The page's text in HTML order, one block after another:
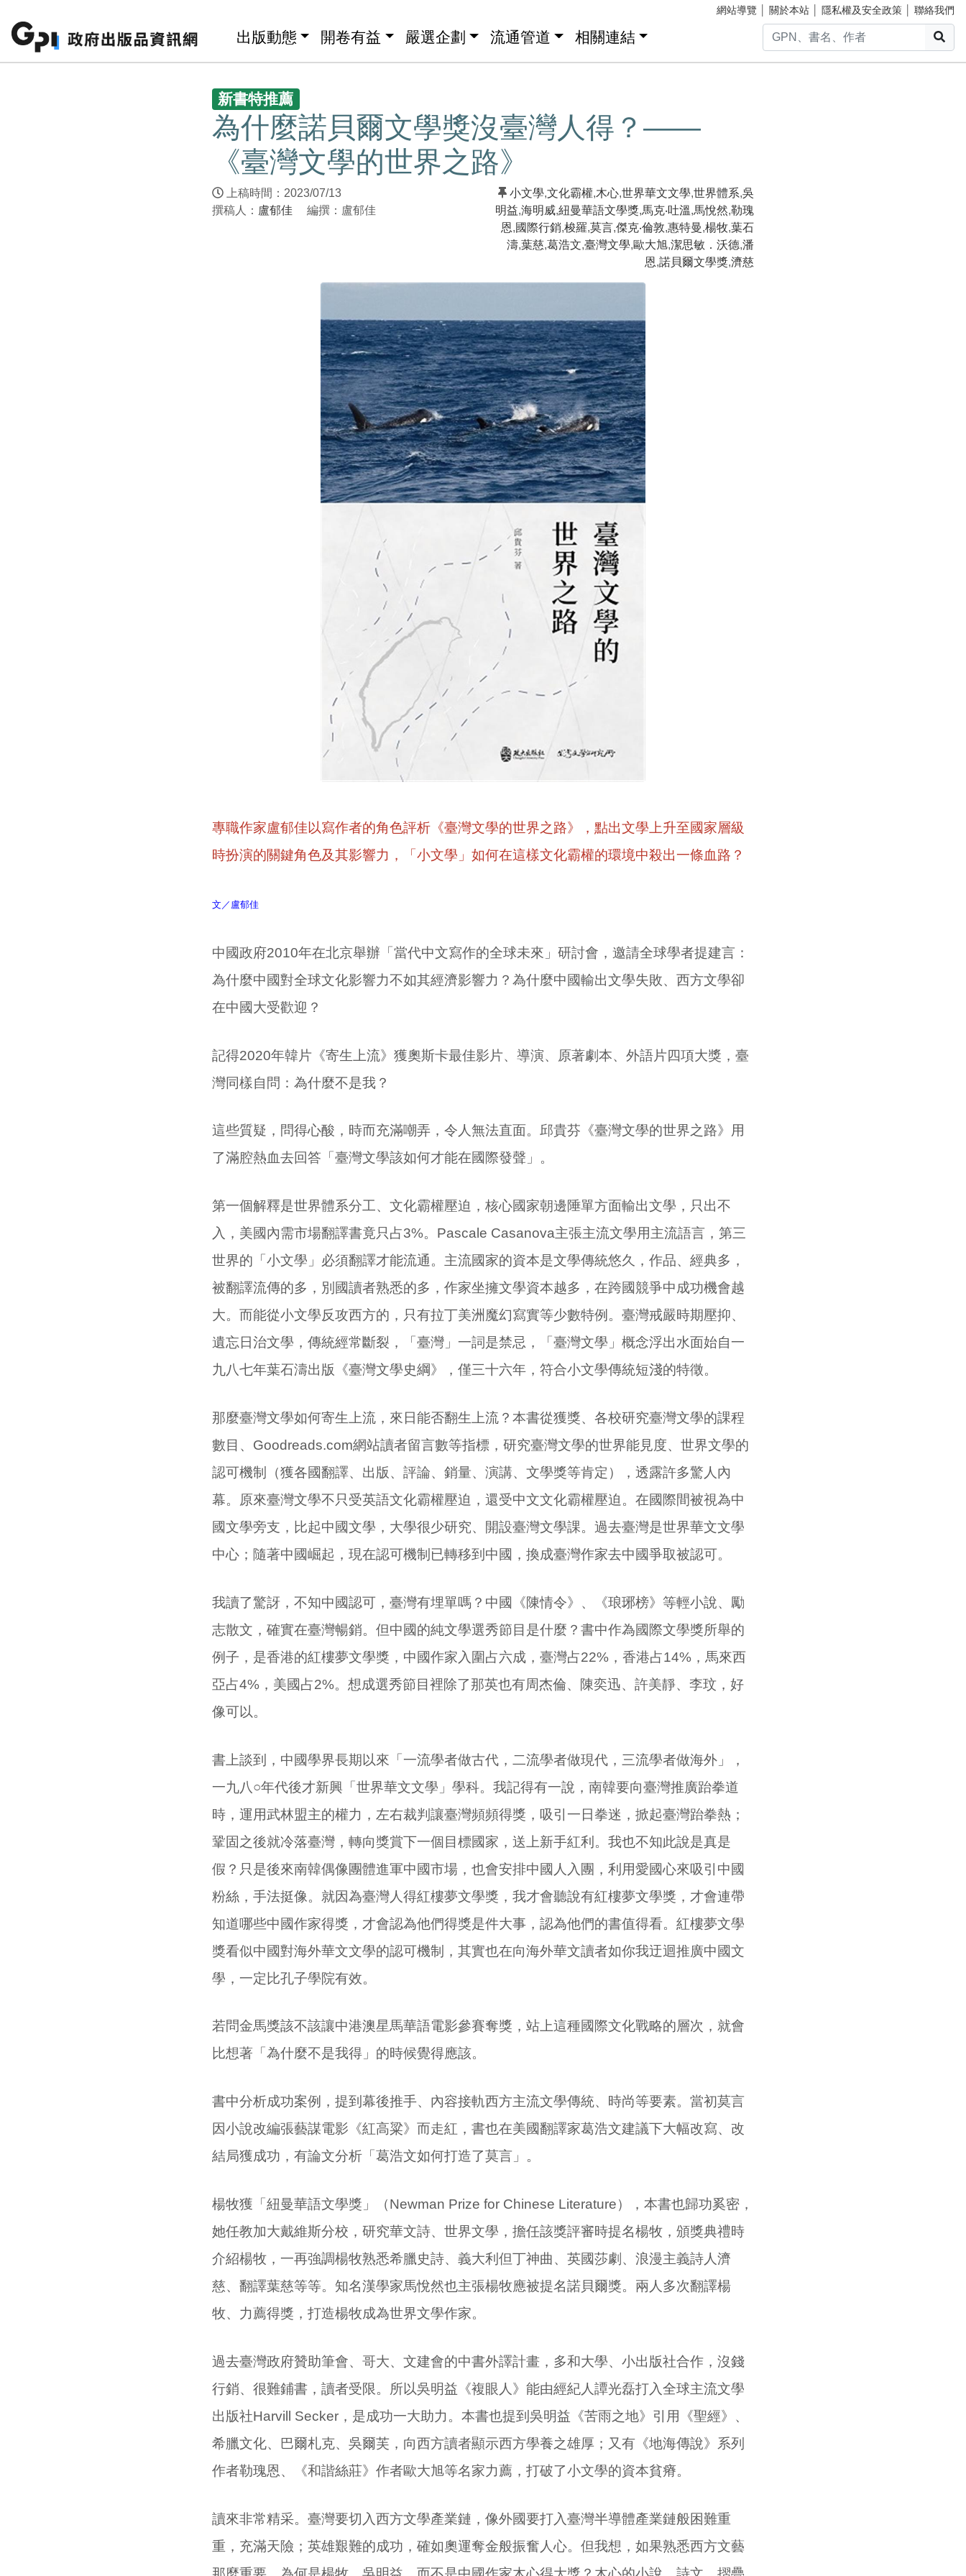
網站導覽 關於本站 隱私權及安全政策 聯絡我們
出版動態 開卷有益 嚴選企劃 流通管道 相關連結
新書特推薦
為什麼諾貝爾文學獎沒臺灣人得？——
《臺灣文學的世界之路》
上稿時間：2023/07/13
撰稿人： 盧郁佳 編撰：盧郁佳
小文學,文化霸權,木心,世界華文文學,世界體系,吳
明益,海明威,紐曼華語文學獎,馬克‧吐溫,馬悅然,勒瑰
恩,國際行銷,梭羅,莫言,傑克‧倫敦,惠特曼,楊牧,葉石
濤,葉慈,葛浩文,臺灣文學,歐大旭,潔思敏．沃德,潘
恩,諾貝爾文學獎,濟慈
專職作家盧郁佳以寫作者的角色評析《臺灣文學的世界之路》，點出文學上升至國家層級
時扮演的關鍵角色及其影響力，「小文學」如何在這樣文化霸權的環境中殺出一條血路？
文／盧郁佳
中國政府2010年在北京舉辦「當代中文寫作的全球未來」研討會，邀請全球學者提建言：
為什麼中國對全球文化影響力不如其經濟影響力？為什麼中國輸出文學失敗、西方文學卻
在中國大受歡迎？
記得2020年韓片《寄生上流》獲奧斯卡最佳影片、導演、原著劇本、外語片四項大獎，臺
灣同樣自問：為什麼不是我？
這些質疑，問得心酸，時而充滿嘲弄，令人無法直面。邱貴芬《臺灣文學的世界之路》用
了滿腔熱血去回答「臺灣文學該如何才能在國際發聲」。
第一個解釋是世界體系分工、文化霸權壓迫，核心國家朝邊陲單方面輸出文學，只出不
入，美國內需市場翻譯書竟只占3%。 Pascale Casanova主張主流文學用主流語言，第三
世界的「小文學」必須翻譯才能流通。主流國家的資本是文學傳統悠久，作品、經典多，
被翻譯流傳的多，別國讀者熟悉的多，作家坐擁文學資本越多，在跨國競爭中成功機會越
大。而能從小文學反攻西方的，只有拉丁美洲魔幻寫實等少數特例。臺灣戒嚴時期壓抑、
遺忘日治文學，傳統經常斷裂，「臺灣」一詞是禁忌，「臺灣文學」概念浮出水面始自一
九八七年葉石濤出版《臺灣文學史綱》，僅三十六年，符合小文學傳統短淺的特徵。
那麼臺灣文學如何寄生上流，來日能否翻生上流？本書從獲獎、各校研究臺灣文學的課程
數目、 Goodreads.com網站讀者留言數等指標，研究臺灣文學的世界能見度、世界文學的
認可機制（獲各國翻譯、出版、評論、銷量、演講、文學獎等肯定），透露許多驚人內
幕。原來臺灣文學不只受英語文化霸權壓迫，還受中文文化霸權壓迫。在國際間被視為中
國文學旁支，比起中國文學，大學很少研究、開設臺灣文學課。過去臺灣是世界華文文學
中心；隨著中國崛起，現在認可機制已轉移到中國，換成臺灣作家去中國爭取被認可。
我讀了驚訝，不知中國認可，臺灣有埋單嗎？中國《陳情令》、《琅琊榜》等輕小說、勵
志散文，確實在臺灣暢銷。但中國的純文學選秀節目是什麼？書中作為國際文學獎所舉的
例子，是香港的紅樓夢文學獎，中國作家入圍占六成，臺灣占22% ，香港占14% ，馬來西
亞占4% ，美國占2%。想成選秀節目裡除了那英也有周杰倫、陳奕迅、許美靜、李玟，好
像可以。
書上談到，中國學界長期以來「一流學者做古代，二流學者做現代，三流學者做海外」，
一九八○年代後才新興「世界華文文學」學科。我記得有一說，南韓要向臺灣推廣跆拳道
時，運用武林盟主的權力，左右裁判讓臺灣頻頻得獎，吸引一日拳迷，掀起臺灣跆拳熱；
鞏固之後就冷落臺灣，轉向獎賞下一個目標國家，送上新手紅利。我也不知此說是真是
假？只是後來南韓偶像團體進軍中國市場，也會安排中國人入團，利用愛國心來吸引中國
粉絲，手法挺像。就因為臺灣人得紅樓夢文學獎，我才會聽說有紅樓夢文學獎，才會連帶
知道哪些中國作家得獎，才會認為他們得獎是件大事，認為他們的書值得看。紅樓夢文學
獎看似中國對海外華文文學的認可機制，其實也在向海外華文讀者如你我迂迴推廣中國文
學，一定比孔子學院有效。
若問金馬獎該不該讓中港澳星馬華語電影參賽奪獎，站上這種國際文化戰略的層次，就會
比想著「為什麼不是我得」的時候覺得應該。
書中分析成功案例，提到幕後推手、內容接軌西方主流文學傳統、時尚等要素。當初莫言
因小說改編張藝謀電影《紅高粱》而走紅，書也在美國翻譯家葛浩文建議下大幅改寫、改
結局獲成功，有論文分析「葛浩文如何打造了莫言」。
楊牧獲「紐曼華語文學獎」（Newman Prize for Chinese Literature），本書也歸功奚密，
她任教加大戴維斯分校，研究華文詩、世界文學，擔任該獎評審時提名楊牧，頒獎典禮時
介紹楊牧，一再強調楊牧熟悉希臘史詩、義大利但丁神曲、英國莎劇、浪漫主義詩人濟
慈、翻譯葉慈等等。知名漢學家馬悅然也主張楊牧應被提名諾貝爾獎。兩人多次翻譯楊
牧、力薦得獎，打造楊牧成為世界文學作家。
過去臺灣政府贊助筆會、哥大、文建會的中書外譯計畫，多和大學、小出版社合作，沒錢
行銷、很難鋪書，讀者受限。所以吳明益《複眼人》能由經紀人譚光磊打入全球主流文學
出版社Harvill Secker ，是成功一大助力。本書也提到吳明益《苦雨之地》引用《聖經》、
希臘文化、巴爾札克、吳爾芙，向西方讀者顯示西方學養之雄厚；又有《地海傳說》系列
作者勒瑰恩、《和諧絲莊》作者歐大旭等名家力薦，打破了小文學的資本貧瘠。
讀來非常精采。臺灣要切入西方文學產業鏈，像外國要打入臺灣半導體產業鏈般困難重
重，充滿天險；英雄艱難的成功，確如奧運奪金般振奮人心。但我想，如果熟悉西方文藝